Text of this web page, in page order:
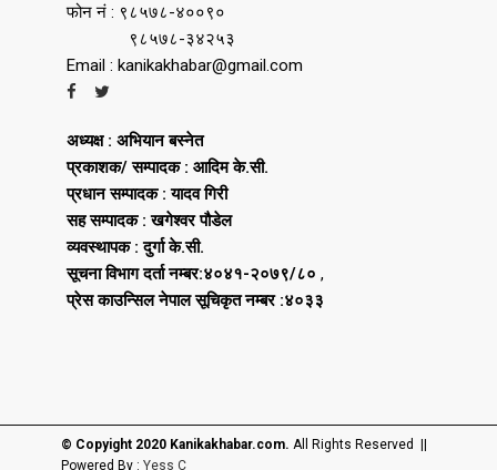
फोन नं : ९८५७८-४००९०
९८५७८-३४२५३
Email : kanikakhabar@gmail.com
अध्यक्ष : अभियान बस्नेत
प्रकाशक/ सम्पादक : आदिम के.सी.
प्रधान सम्पादक : यादव गिरी
सह सम्पादक : खगेश्वर पौडेल
व्यवस्थापक : दुर्गा के.सी.
सूचना विभाग दर्ता नम्बर:४०४१-२०७९/८० ,
प्रेस काउन्सिल नेपाल सूचिकृत नम्बर :४०३३
© Copyight 2020 Kanikakhabar.com. All Rights Reserved ||
Powered By : Yess C